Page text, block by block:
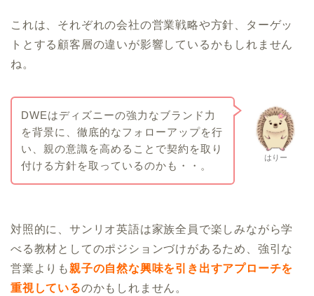
これは、それぞれの会社の営業戦略や方針、ターゲッ
トとする顧客層の違いが影響しているかもしれません
ね。
はりー
DWEはディズニーの強力なブランド力
を背景に、徹底的なフォローアップを行
い、親の意識を高めることで契約を取り
付ける方針を取っているのかも・・。
対照的に、サンリオ英語は家族全員で楽しみながら学
べる教材としてのポジションづけがあるため、強引な
営業よりも親子の自然な興味を引き出すアプローチを
重視しているのかもしれません。